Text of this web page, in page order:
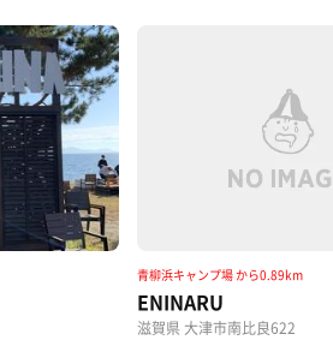
青柳浜キャンプ場 から0.89km
ENINARU
滋賀県 大津市南比良622